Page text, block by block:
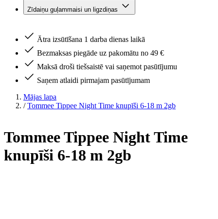
Zīdaiņu guļammaisi un ligzdiņas
Ātra izsūtīšana 1 darba dienas laikā
Bezmaksas piegāde uz pakomātu no 49 €
Maksā droši tiešsaistē vai saņemot pasūtījumu
Saņem atlaidi pirmajam pasūtījumam
Mājas lapa
/ Tommee Tippee Night Time knupīši 6-18 m 2gb
Tommee Tippee Night Time
knupīši 6-18 m 2gb